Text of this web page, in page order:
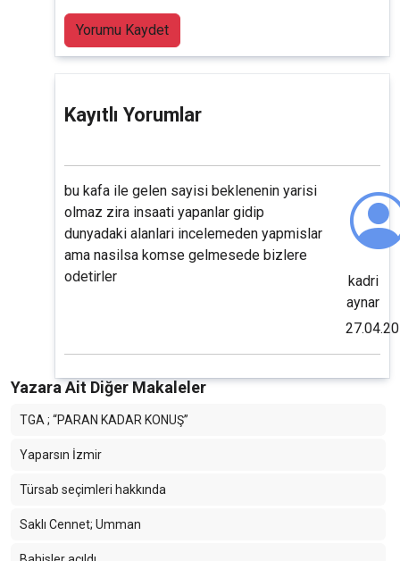
Yorumu Kaydet
Kayıtlı Yorumlar
bu kafa ile gelen sayisi beklenenin yarisi
olmaz zira insaati yapanlar gidip
dunyadaki alanlari incelemeden yapmislar
ama nasilsa komse gelmesede bizlere
odetirler
kadri
aynar
Yazara Ait Diğer Makaleler
TGA ; “PARAN KADAR KONUŞ”
Yaparsın İzmir
Türsab seçimleri hakkında
Saklı Cennet; Umman